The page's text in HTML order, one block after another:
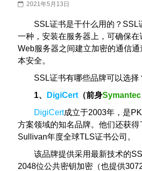
2021年5月13日
SSL证书是干什么用的？SSL
一种，安装在服务器上，可确保在
Web服务器之间建立加密的通信
本安全。
SSL证书有哪些品牌可以选择
1、
DigiCert （前身Symantec
DigiCert成立于2003年，是
方案领域的知名品牌。他们还获得
Sullivan年度全球TLS证书公司。
该品牌提供采用最新技术的
2048位公共密钥加密（也提供